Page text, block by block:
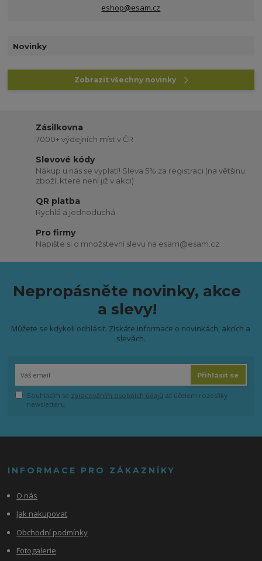
eshop@esam.cz
Novinky
Zobrazit všechny novinky
Zásilkovna
7000+ výdejních míst v ČR
Slevové kódy
Nákup u nás se vyplatí! Sleva 5% za registraci (na většinu
zboží, které není již v akci)
QR platba
Rychlá a jednoduchá
Pro firmy
Napište si o množstevní slevu na esam@esam.cz
Nepropásněte novinky, akce
a slevy!
Můžete se kdykoli odhlásit. Získáte informace o novinkách, akcích a
slevách.
Přihlásit se
Souhlasím se zpracováním osobních údajů za účelem rozesílky
newsletteru.
INFORMACE PRO ZÁKAZNÍKY
O nás
Jak nakupovat
Obchodní podmínky
Fotogalerie